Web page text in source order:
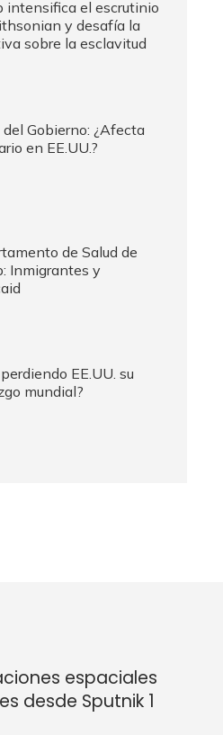
intensifica el escrutinio
y desafía la
sobre la esclavitud
del Gobierno: ¿Afecta
en EE.UU.?
de Salud de
Inmigrantes y
EE.UU. su
mundial?
espaciales
desde Sputnik 1